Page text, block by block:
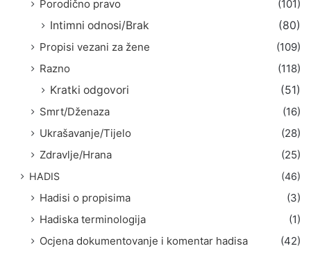
Porodično pravo
(101)
Intimni odnosi/Brak
(80)
Propisi vezani za žene
(109)
Razno
(118)
Kratki odgovori
(51)
Smrt/Dženaza
(16)
Ukrašavanje/Tijelo
(28)
Zdravlje/Hrana
(25)
HADIS (46)
Hadisi o propisima
(3)
Hadiska terminologija
(1)
Ocjena dokumentovanje i komentar hadisa
(42)